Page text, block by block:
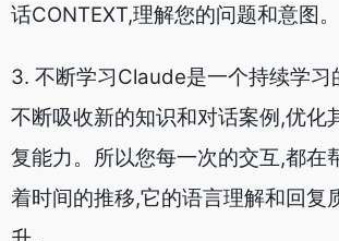
4. 提供有用信息Claude旨在提供有
无论在日常生活、学习工作上,还是
域,它都能根据您的提问,给出相关
比如定制化的知识小品、专业技能
升级我们的研发团队会持续对